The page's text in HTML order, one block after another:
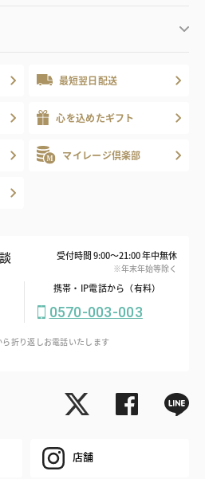
最短翌日配送
心を込めたギフト
マイレージ倶楽部
受付時間 9:00～21:00 年中無休
※年末年始等除く
携帯・IP電話から（有料）
0570-003-003
折り返しお電話いたします
店舗